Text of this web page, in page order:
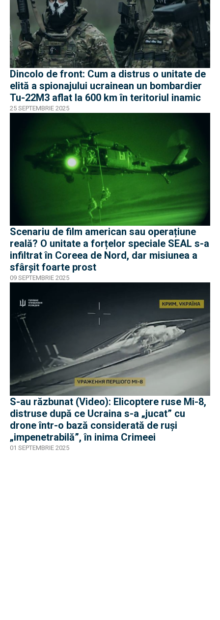
Dincolo de front: Cum a distrus o unitate de
elită a spionajului ucrainean un bombardier
Tu-22M3 aflat la 600 km în teritoriul inamic
25 SEPTEMBRIE 2025
Scenariu de film american sau operațiune
reală? O unitate a forțelor speciale SEAL s-a
infiltrat în Coreea de Nord, dar misiunea a
sfârșit foarte prost
09 SEPTEMBRIE 2025
S-au răzbunat (Video): Elicoptere ruse Mi-8,
distruse după ce Ucraina s-a „jucat” cu
drone într-o bază considerată de ruși
„impenetrabilă”, în inima Crimeei
01 SEPTEMBRIE 2025